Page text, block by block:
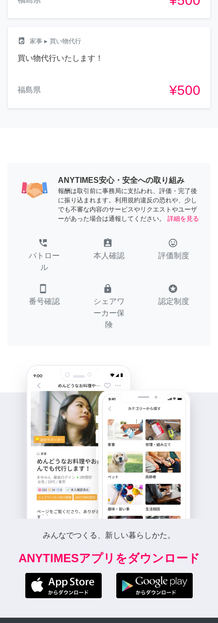
local_laundry_service 家事 ▸ 買い物代行
買い物代行いたします！
福島県 ¥500
ANYTIMES安心・安全への取り組み
報酬は取引前に事務局に支払われ、評価・完了後
に振り込まれます。利用規約違反の恐れや、少し
でも不審な内容のサービスやリクエストやユーザ
ーがあった場合は通報してください。
詳細を見る
perm_phone_msg
パトロー
ル
assignment_ind
本人確認
tag_faces
評価制度
smartphone
番号確認
lock
シェアワ
ーカー保
険
stars
認定制度
みんなでつくる、新しい暮らしかた。
ANYTIMESアプリをダウンロード